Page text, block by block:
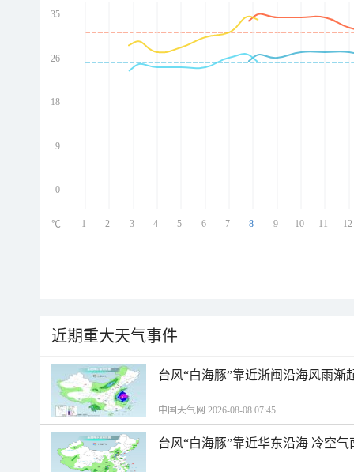
35
26
18
9
0
1 2 3 4 5 6 7 8 9 10 11 12
℃
近期重大天气事件
台风“白海豚”靠近浙闽沿海风雨渐
中国天气网 2026-08-08 07:45
台风“白海豚”靠近华东沿海 冷空